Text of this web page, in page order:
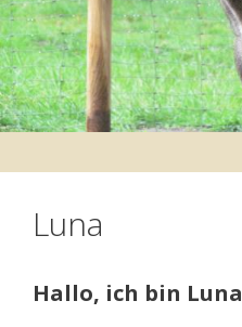
Luna
Hallo, ich bin Luna